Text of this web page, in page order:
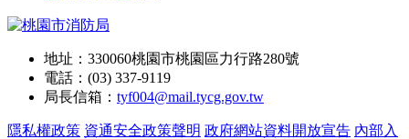
地址：330060桃園市桃園區力行路280號
電話：(03) 337-9119
局長信箱： tyf004@mail.tycg.gov.tw
隱私權政策 資通安全政策聲明 政府網站資料開放宣告 內部入